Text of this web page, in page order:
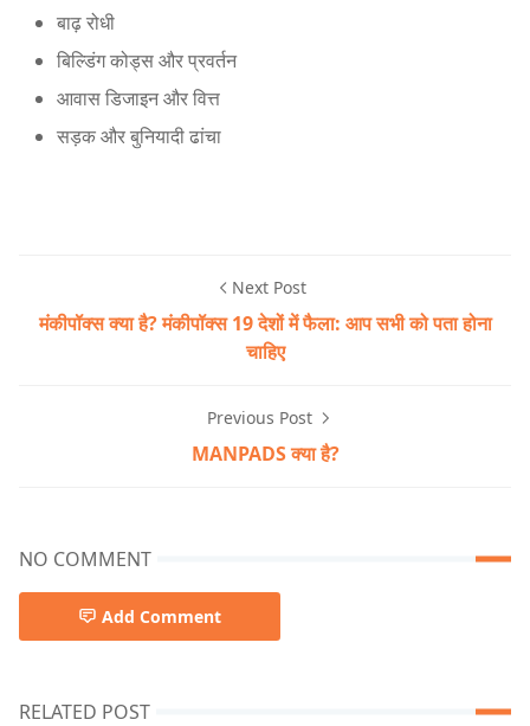
बाढ़ रोधी
बिल्डिंग कोड्स और प्रवर्तन
आवास डिजाइन और वित्त
सड़क और बुनियादी ढांचा
Next Post
मंकीपॉक्स क्या है? मंकीपॉक्स 19 देशों में फैला: आप सभी को पता होना
चाहिए
Previous Post
MANPADS क्या है?
NO COMMENT
Add Comment
RELATED POST